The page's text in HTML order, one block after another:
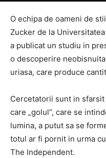
O echipa de oameni de
Zucker de la
a publicat un studiu in
o descoperire
uriasa, care produce
Cercetatorii sunt in
care „golul”, care se
lumina, a putut sa se
totul ar fi pornit in urma
The Independent.